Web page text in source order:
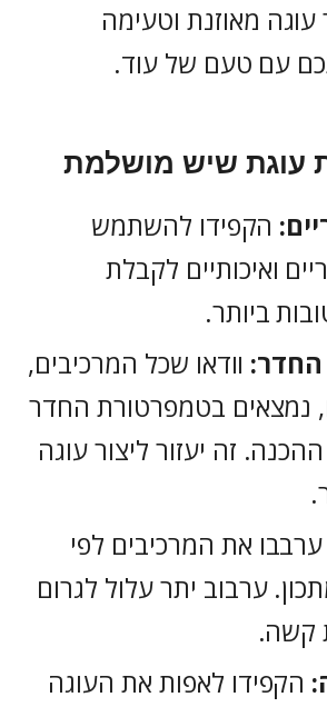
עוגה מאוזנת וטעימה
עם טעם של עוד.
עוגת שיש מושלמת
הקפידו להשתמש
ואיכותיים לקבלת
ביותר.
וודאו שכל המרכיבים,
נמצאים בטמפרטורת החדר
זה יעזור ליצור עוגה
ערבבו את המרכיבים לפי
ערבוב יתר עלול לגרום
קשה.
הקפידו לאפות את העוגה